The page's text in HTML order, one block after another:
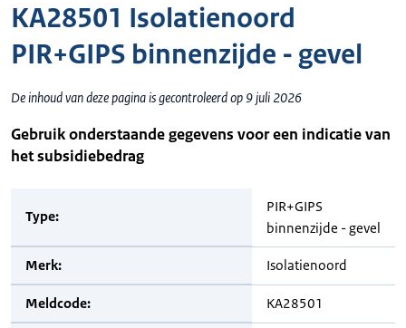
KA28501 Isolatienoord
PIR+GIPS binnenzijde - gevel
De inhoud van deze pagina is gecontroleerd op 9 juli 2026
Gebruik onderstaande gegevens voor een indicatie van
het subsidiebedrag
Type:
PIR+GIPS
binnenzijde - gevel
Merk: Isolatienoord
Meldcode: KA28501